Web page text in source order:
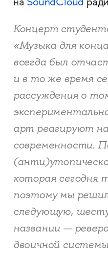
наSoundCloud
Концерт
«Музыка для
всегда был
и в то же время
рассуждения о
арт реагируют
современности.
которая сегодня
поэтому мы
следующую,
названии —
двоичной